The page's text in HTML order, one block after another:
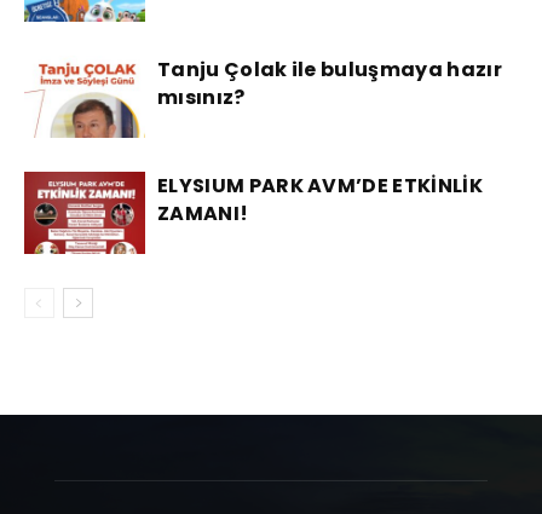
Tanju Çolak ile buluşmaya hazır
mısınız?
ELYSIUM PARK AVM’DE ETKİNLİK
ZAMANI!